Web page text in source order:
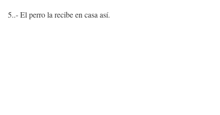
5..- El perro la recibe en casa así.